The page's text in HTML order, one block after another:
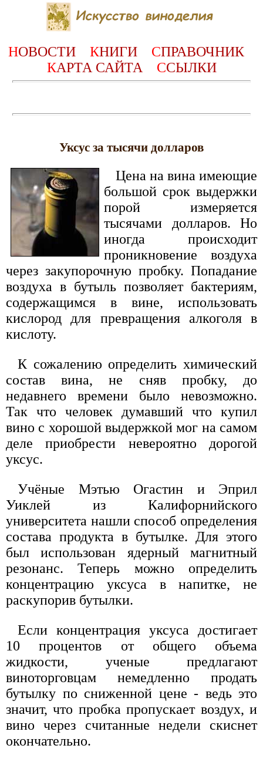
НОВОСТИ КНИГИ СПРАВОЧНИК
КАРТА САЙТА ССЫЛКИ
Уксус за тысячи долларов
Цена на вина имеющие
большой срок выдержки
порой измеряется
тысячами долларов. Но
иногда происходит
проникновение воздуха
через закупорочную пробку. Попадание
воздуха в бутыль позволяет бактериям,
содержащимся в вине, использовать
кислород для превращения алкоголя в
кислоту.
К сожалению определить химический
состав вина, не сняв пробку, до
недавнего времени было невозможно.
Так что человек думавший что купил
вино с хорошой выдержкой мог на самом
деле приобрести невероятно дорогой
уксус.
Учёные Мэтью Огастин и Эприл
Уиклей из Калифорнийского
университета нашли способ определения
состава продукта в бутылке. Для этого
был использован ядерный магнитный
резонанс. Теперь можно определить
концентрацию уксуса в напитке, не
раскупорив бутылки.
Если концентрация уксуса достигает
10 процентов от общего объема
жидкости, ученые предлагают
виноторговцам немедленно продать
бутылку по сниженной цене - ведь это
значит, что пробка пропускает воздух, и
вино через считанные недели скиснет
окончательно.